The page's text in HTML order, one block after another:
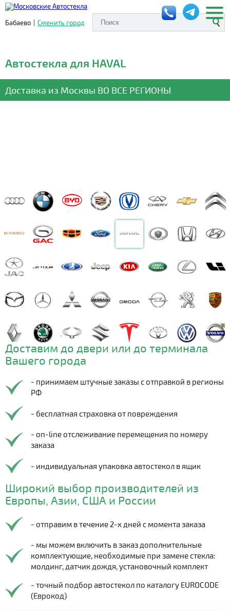
Бабаево | Сменить город
Автостекла для HAVAL
Доставка из Москвы ВО ВСЕ РЕГИОНЫ
Доставим до двери или до терминала
Вашего города
- принимаем штучные заказы с отправкой в регионы
РФ
- бесплатная страховка от повреждения
- on-line отслеживание перемещения по номеру
заказа
- индивидуальная упаковка автостекол в ящик
Широкий выбор производителей из
Европы, Азии, США и России
- отправим в течение 2-х дней с момента заказа
- мы можем включить в заказ дополнительные
комплектующие, необходимые при замене стекла:
молдинг, датчик дождя, установочный комплект
- точный подбор автостекол по каталогу EUROCODE
(Еврокод)